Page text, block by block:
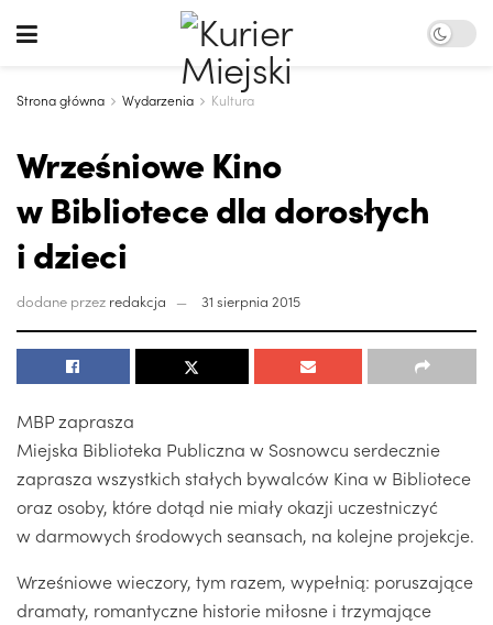
Strona główna Wydarzenia Kultura
Wrześniowe Kino
w Bibliotece dla dorosłych
i dzieci
dodane przez redakcja 31 sierpnia 2015
MBP zaprasza
Miejska Biblioteka Publiczna w Sosnowcu serdecznie
zaprasza wszystkich stałych bywalców Kina w Bibliotece
oraz osoby, które dotąd nie miały okazji uczestniczyć
w darmowych środowych seansach, na kolejne projekcje.
Wrześniowe wieczory, tym razem, wypełnią: poruszające
dramaty, romantyczne historie miłosne i trzymające